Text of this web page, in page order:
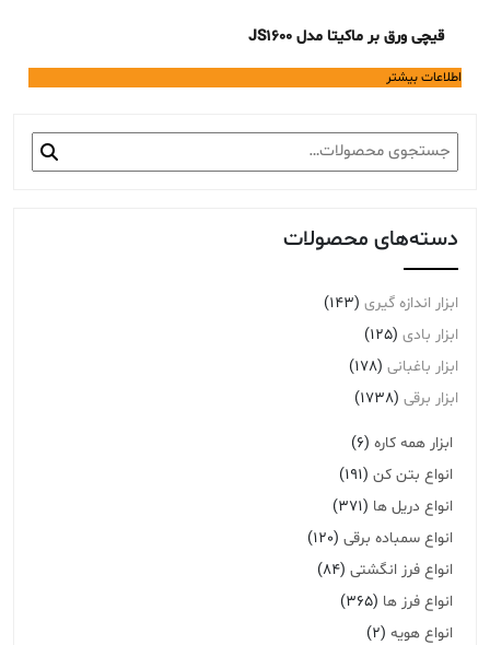
قیچی ورق بر ماکیتا مدل JS1600
اطلاعات بیشتر
جستجو
برای:
دسته‌های محصولات
ابزار اندازه گیری (143)
ابزار بادی (125)
ابزار باغبانی (178)
ابزار برقی (1738)
ابزار همه کاره (6)
انواع بتن کن (191)
انواع دریل ها (371)
انواع سمباده برقی (120)
انواع فرز انگشتی (84)
انواع فرز ها (365)
انواع هویه (2)